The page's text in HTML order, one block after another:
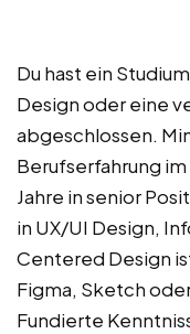
Du hast ein
Design oder eine
abgeschlossen.
Berufserfahrung
Jahre in senior
in UX/UI Design,
Centered Design
Figma, Sketch
Fundierte